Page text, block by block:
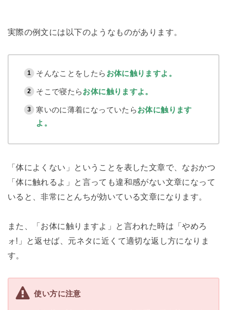
実際の例文には以下のようなものがあります。
そんなことをしたら お体に触りますよ。
そこで寝たらお体に触りますよ。
寒いのに薄着になっていたらお体に触ります
よ。
「体によくない」ということを表した文章で、なおかつ
「体に触れるよ」と言っても違和感がない文章になって
いると、非常にとんちが効いている文章になります。
また、「お体に触りますよ」と言われた時は「やめろ
ォ!」と返せば、元ネタに近くて適切な返し方になりま
す。
使い方に注意